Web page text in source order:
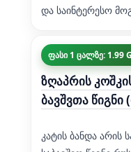
და საინტერესო
ფასი 1 ცალზე: 1.99
ზღაპრის
ბავშვთა
კატის ბანდა არის